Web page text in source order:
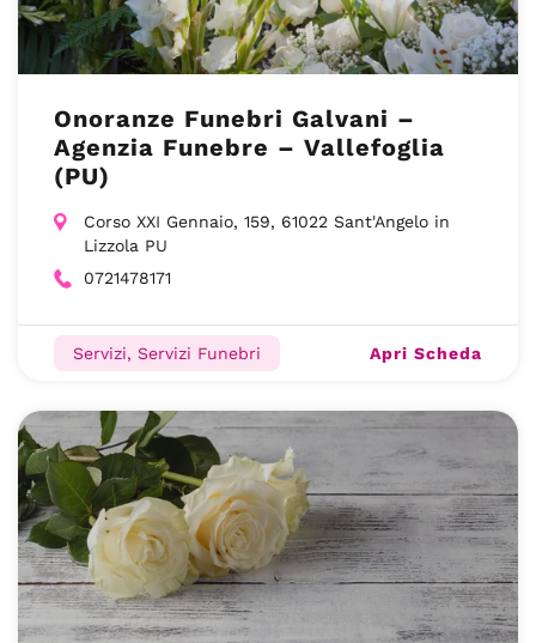
Onoranze Funebri Galvani –
Agenzia Funebre – Vallefoglia
(PU)
Corso XXI Gennaio, 159, 61022 Sant'Angelo in
Lizzola PU
0721478171
Servizi, Servizi Funebri Apri Scheda